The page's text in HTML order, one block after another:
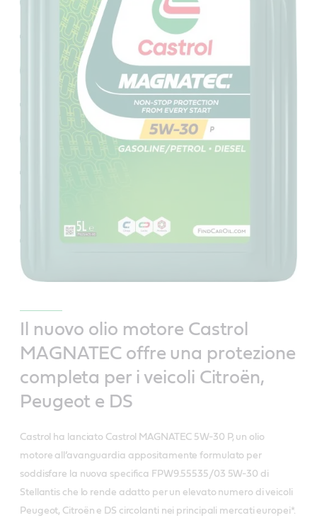
Il nuovo olio motore Castrol
MAGNATEC offre una protezione
completa per i veicoli Citroën,
Peugeot e DS
Castrol ha lanciato Castrol MAGNATEC 5W-30 P, un olio
motore all’avanguardia appositamente formulato per
soddisfare la nuova specifica FPW9.55535/03 5W-30 di
Stellantis che lo rende adatto per un elevato numero di veicoli
Peugeot, Citroën e DS circolanti nei principali mercati europei*.